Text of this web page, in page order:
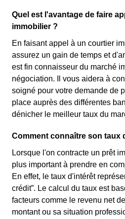
Quel est l'avantage de faire
immobilier ?
En faisant appel à un courtier
assurez un gain de temps et
est fin connaisseur du marché
négociation. Il vous aidera à
soigné pour votre demande de
place auprès des différentes
dénicher le meilleur taux du
Comment connaître son taux
Lorsque l'on contracte un prêt
plus important à prendre en
En effet, le taux d'intérêt
crédit”. Le calcul du taux est
facteurs comme le revenu net
montant ou sa situation